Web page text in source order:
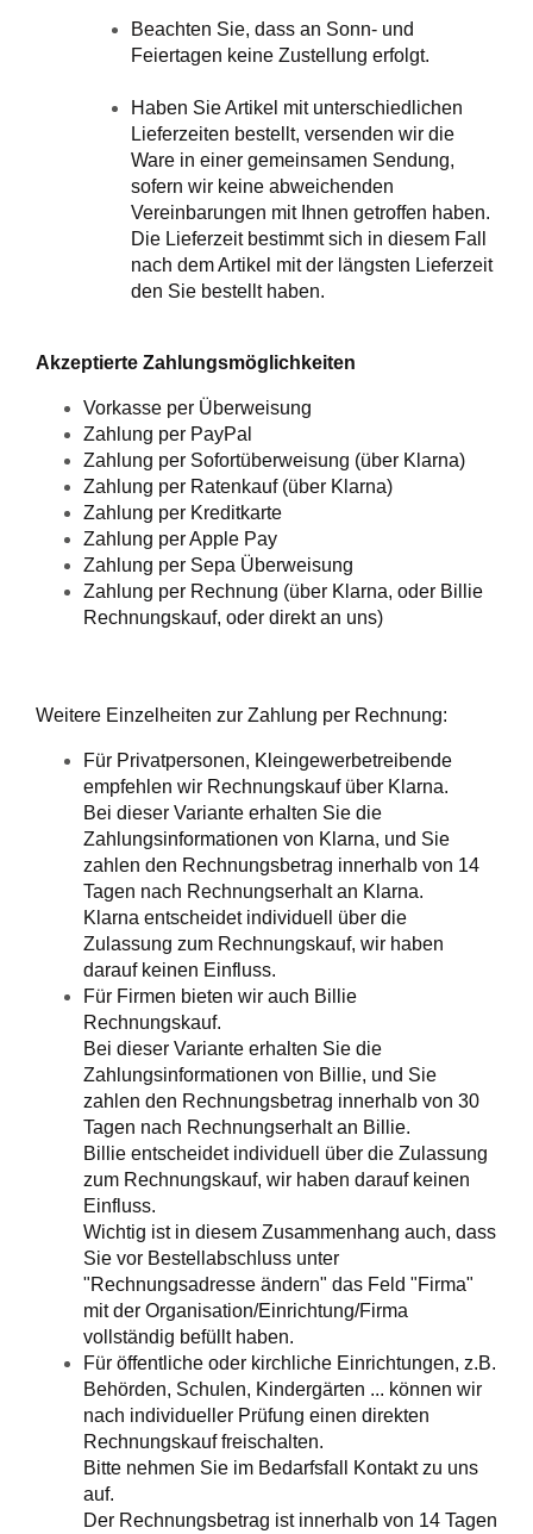
Beachten Sie, dass an Sonn- und
Feiertagen keine Zustellung erfolgt.
Haben Sie Artikel mit unterschiedlichen
Lieferzeiten bestellt, versenden wir die
Ware in einer gemeinsamen Sendung,
sofern wir keine abweichenden
Vereinbarungen mit Ihnen getroffen haben.
Die Lieferzeit bestimmt sich in diesem Fall
nach dem Artikel mit der längsten Lieferzeit
den Sie bestellt haben.
Akzeptierte Zahlungsmöglichkeiten
Vorkasse per Überweisung
Zahlung per PayPal
Zahlung per Sofortüberweisung (über Klarna)
Zahlung per Ratenkauf (über Klarna)
Zahlung per Kreditkarte
Zahlung per Apple Pay
Zahlung per Sepa Überweisung
Zahlung per Rechnung (über Klarna, oder Billie
Rechnungskauf, oder direkt an uns)
Weitere Einzelheiten zur Zahlung per Rechnung:
Für Privatpersonen, Kleingewerbetreibende
empfehlen wir Rechnungskauf über Klarna.
Bei dieser Variante erhalten Sie die
Zahlungsinformationen von Klarna, und Sie
zahlen den Rechnungsbetrag innerhalb von 14
Tagen nach Rechnungserhalt an Klarna.
Klarna entscheidet individuell über die
Zulassung zum Rechnungskauf, wir haben
darauf keinen Einfluss.
Für Firmen bieten wir auch Billie
Rechnungskauf.
Bei dieser Variante erhalten Sie die
Zahlungsinformationen von Billie, und Sie
zahlen den Rechnungsbetrag innerhalb von 30
Tagen nach Rechnungserhalt an Billie.
Billie entscheidet individuell über die Zulassung
zum Rechnungskauf, wir haben darauf keinen
Einfluss.
Wichtig ist in diesem Zusammenhang auch, dass
Sie vor Bestellabschluss unter
"Rechnungsadresse ändern" das Feld "Firma"
mit der Organisation/Einrichtung/Firma
vollständig befüllt haben.
Für öffentliche oder kirchliche Einrichtungen, z.B.
Behörden, Schulen, Kindergärten ... können wir
nach individueller Prüfung einen direkten
Rechnungskauf freischalten.
Bitte nehmen Sie im Bedarfsfall Kontakt zu uns
auf.
Der Rechnungsbetrag ist innerhalb von 14 Tagen